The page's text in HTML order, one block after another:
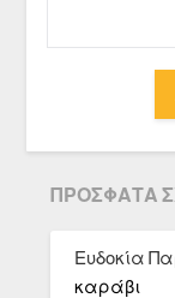
ΠΡΌΣΦΑΤΑ
Ευδοκία
καράβι